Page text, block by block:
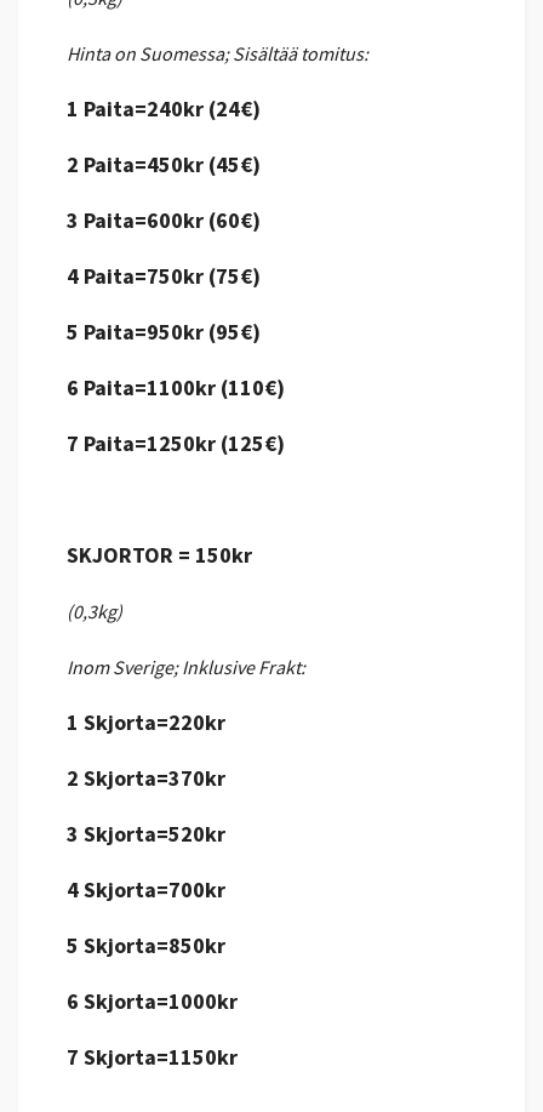
Hinta on Suomessa; Sisältää tomitus:
1 Paita=240kr (24€)
2 Paita=450kr (45€)
3 Paita=600kr (60€)
4 Paita=750kr (75€)
5 Paita=950kr (95€)
6 Paita=1100kr (110€)
7 Paita=1250kr (125€)
SKJORTOR = 150kr
(0,3kg)
Inom Sverige; Inklusive Frakt:
1 Skjorta=220kr
2 Skjorta=370kr
3 Skjorta=520kr
4 Skjorta=700kr
5 Skjorta=850kr
6 Skjorta=1000kr
7 Skjorta=1150kr